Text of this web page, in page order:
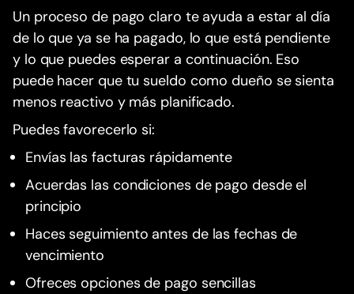
Un proceso de pago claro te ayuda a estar al día
de lo que ya se ha pagado, lo que está pendiente
y lo que puedes esperar a continuación. Eso
puede hacer que tu sueldo como dueño se sienta
menos reactivo y más planificado.
Puedes favorecerlo si:
Envías las facturas rápidamente
Acuerdas las condiciones de pago desde el
principio
Haces seguimiento antes de las fechas de
vencimiento
Ofreces opciones de pago sencillas